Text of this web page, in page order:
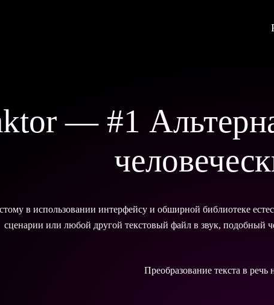
— #1
в использовании интерфейсу и обширной библиотеке
сценарии или любой другой текстовый файл в звук, подобный
Преобразование текста в речь